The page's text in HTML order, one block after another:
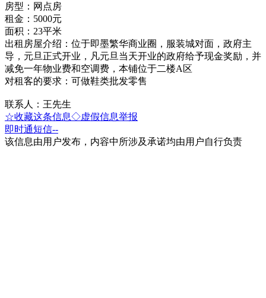
房型：网点房
租金：5000元
面积：23平米
出租房屋介绍：位于即墨繁华商业圈，服装城对面，政府主
导，元旦正式开业，凡元旦当天开业的政府给予现金奖励，并
减免一年物业费和空调费，本铺位于二楼A区
对租客的要求：可做鞋类批发零售
联系人：王先生
☆收藏这条信息◇虚假信息举报
即时通短信--
该信息由用户发布，内容中所涉及承诺均由用户自行负责